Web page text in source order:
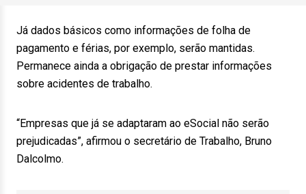
Já dados básicos como informações de folha de
pagamento e férias, por exemplo, serão mantidas.
Permanece ainda a obrigação de prestar informações
sobre acidentes de trabalho.
“Empresas que já se adaptaram ao eSocial não serão
prejudicadas”, afirmou o secretário de Trabalho, Bruno
Dalcolmo.